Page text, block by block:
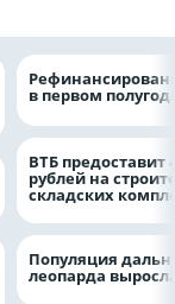
в первом
ВТБ предоставит
рублей на
складских
Популяция
леопарда